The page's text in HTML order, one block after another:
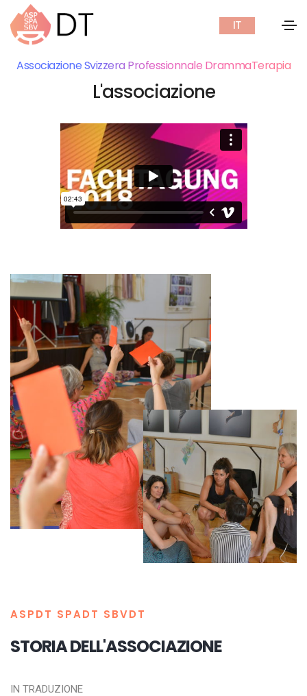
IT
Associazione Svizzera Professionnale DrammaTerapia
L'associazione
ASPDT SPADT SBVDT
STORIA DELL'ASSOCIAZIONE
IN TRADUZIONE